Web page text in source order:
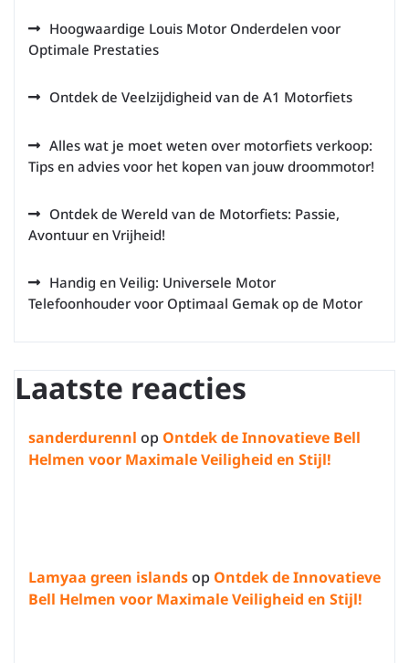
Hoogwaardige Louis Motor Onderdelen voor
Optimale Prestaties
Ontdek de Veelzijdigheid van de A1 Motorfiets
Alles wat je moet weten over motorfiets verkoop:
Tips en advies voor het kopen van jouw droommotor!
Ontdek de Wereld van de Motorfiets: Passie,
Avontuur en Vrijheid!
Handig en Veilig: Universele Motor
Telefoonhouder voor Optimaal Gemak op de Motor
Laatste reacties
sanderdurennl op Ontdek de Innovatieve Bell
Helmen voor Maximale Veiligheid en Stijl!
Lamyaa green islandsop Ontdek de Innovatieve
Bell Helmen voor Maximale Veiligheid en Stijl!